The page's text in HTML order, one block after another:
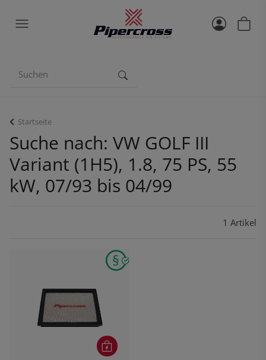
Startseite
Suche nach: VW GOLF III
Variant (1H5), 1.8, 75 PS, 55
kW, 07/93 bis 04/99
1 Artikel